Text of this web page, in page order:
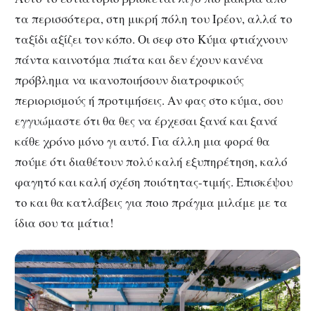
τα περισσότερα, στη μικρή πόλη του Ιρέον, αλλά το
ταξίδι αξίζει τον κόπο. Οι σεφ στο Κύμα φτιάχνουν
πάντα καινοτόμα πιάτα και δεν έχουν κανένα
πρόβλημα να ικανοποιήσουν διατροφικούς
περιορισμούς ή προτιμήσεις. Αν φας στο κύμα, σου
εγγυώμαστε ότι θα θες να έρχεσαι ξανά και ξανά
κάθε χρόνο μόνο γι αυτό. Για άλλη μια φορά θα
πούμε ότι διαθέτουν πολύ καλή εξυπηρέτηση, καλό
φαγητό και καλή σχέση ποιότητας-τιμής. Επισκέψου
το και θα κατλάβεις για ποιο πράγμα μιλάμε με τα
ίδια σου τα μάτια!